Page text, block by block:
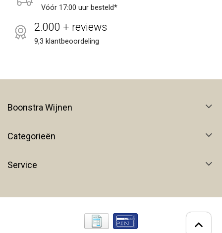
Vóór 17:00 uur besteld*
2.000 + reviews
9,3 klantbeoordeling
Boonstra Wijnen
Categorieën
Service